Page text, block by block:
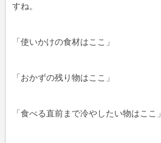
すね。
「使いかけの食材はここ」
「おかずの残り物はここ」
「食べる直前まで冷やしたい物はここ」